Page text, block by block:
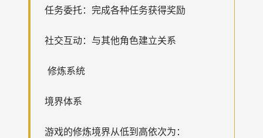
任务委托：完成各种任务获得奖励
社交互动：与其他角色建立关系
修炼系统
境界体系
游戏的修炼境界从低到高依次为：